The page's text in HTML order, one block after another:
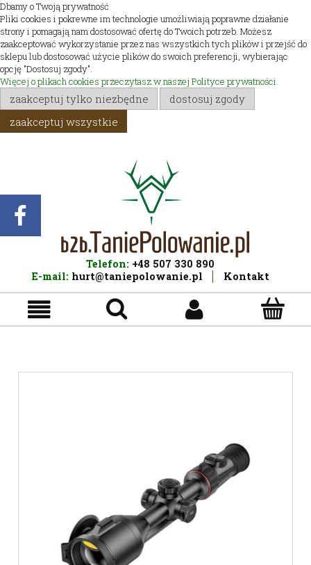
Telefon: +48 507 330 890
E-mail: hurt@taniepolowanie.pl Kontakt
Dbamy o Twoją prywatność
Pliki cookies i pokrewne im technologie umożliwiają poprawne działanie
strony i pomagają nam dostosować ofertę do Twoich potrzeb. Możesz
zaakceptować wykorzystanie przez nas wszystkich tych plików i przejść do
sklepu lub dostosować użycie plików do swoich preferencji, wybierając
opcję "Dostosuj zgody".
Więcej o plikach cookies przeczytasz w naszej Polityce prywatności.
zaakceptuj tylko niezbędne
dostosuj zgody
zaakceptuj wszystkie